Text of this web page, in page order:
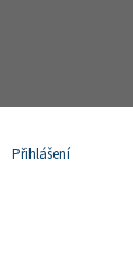
Přihlášení